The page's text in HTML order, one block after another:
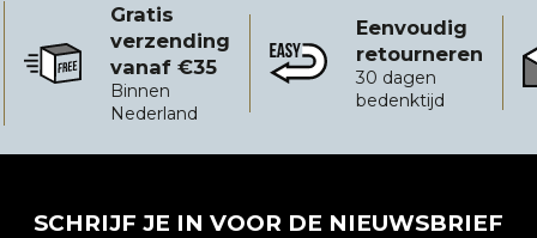
Gratis
verzending
vanaf €35
Binnen
Nederland
Gratis verzending vanaf €35
Eenvoudig
retourneren
30 dagen
bedenktijd
Eenvoudig retourneren
SCHRIJF JE IN VOOR DE NIEUWSBRIEF